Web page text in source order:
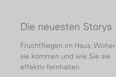
Die neuesten Storys
Fruchtfliegen im Haus: Woher
sie kommen und wie Sie sie
effektiv fernhalten